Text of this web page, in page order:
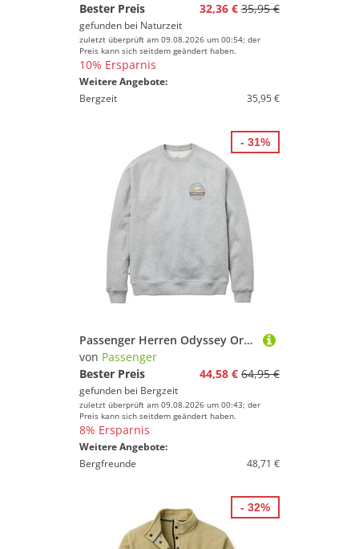
Bester Preis
32,36 € 35,95 €
gefunden bei Naturzeit
zuletzt überprüft am 09.08.2026 um 00:54; der
Preis kann sich seitdem geändert haben.
10% Ersparnis
Weitere Angebote:
Bergzeit
35,95 €
Passenger Herren Odyssey Organic Cotton Pullover
von Passenger
Bester Preis
44,58 € 64,95 €
gefunden bei Bergzeit
zuletzt überprüft am 09.08.2026 um 00:43; der
Preis kann sich seitdem geändert haben.
8% Ersparnis
Weitere Angebote:
Bergfreunde
48,71 €
- 31%
- 32%